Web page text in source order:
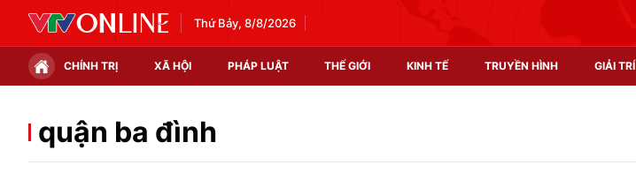
Thứ Bảy, 8/8/2026
CHÍNH TRỊ XÃ HỘI PHÁP LUẬT THẾ GIỚI KINH TẾ TRUYỀN HÌNH GIẢI TRÍ
Chính trị
quận ba đình